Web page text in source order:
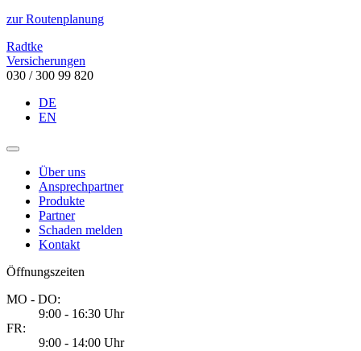
zur Routenplanung
Radtke
Versicherungen
030 / 300 99 820
DE
EN
Über uns
Ansprechpartner
Produkte
Partner
Schaden melden
Kontakt
Öffnungszeiten
MO - DO:
9:00 - 16:30 Uhr
FR:
9:00 - 14:00 Uhr